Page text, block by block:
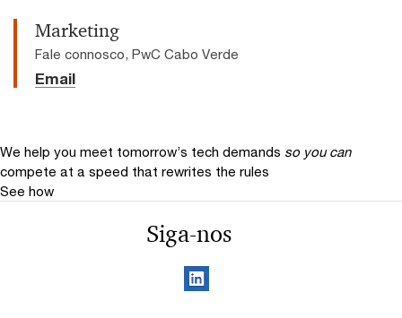
Marketing
Fale connosco, PwC Cabo Verde
Email
We help you meet tomorrow’s tech demands so you can
compete at a speed that rewrites the rules
See how
Siga-nos